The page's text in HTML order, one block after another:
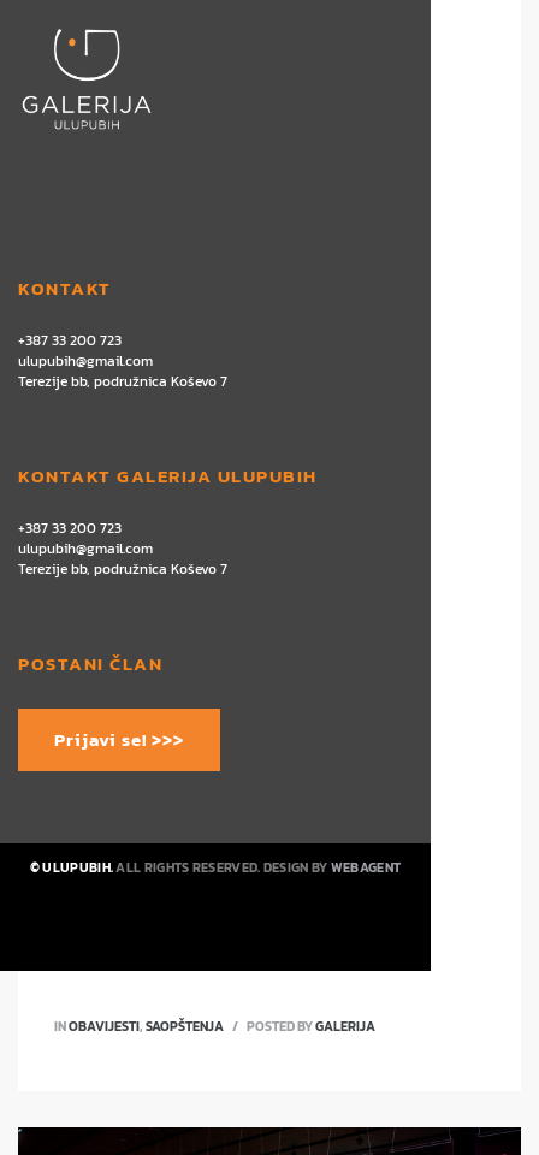
KONTAKT
+387 33 200 723
ulupubih@gmail.com
Terezije bb, podružnica Koševo 7
KONTAKT GALERIJA ULUPUBIH
+387 33 200 723
ulupubih@gmail.com
Terezije bb, podružnica Koševo 7
POSTANI ČLAN
Prijavi se! >>>
© ULUPUBIH.ALL RIGHTS RESERVED. DESIGN BYWEBAGENT
INOBAVIJESTI,SAOPŠTENJA POSTED BYGALERIJA